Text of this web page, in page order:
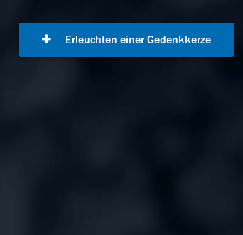
Erleuchten einer Gedenkkerze